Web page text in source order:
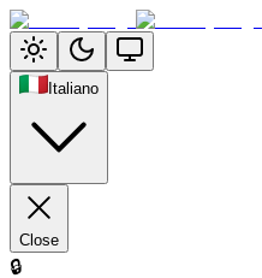
Italiano
Close
🔒